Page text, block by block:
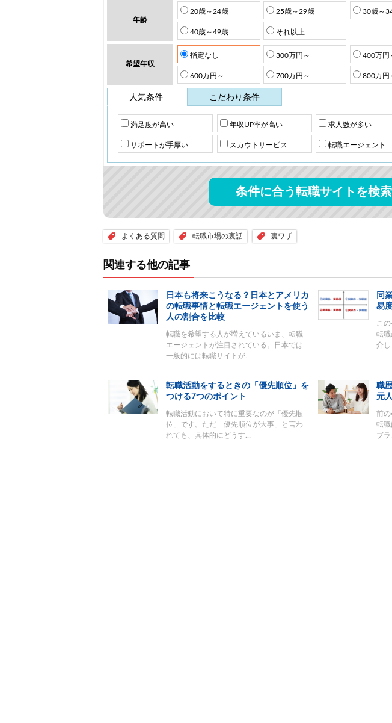
年齢
20歳～24歳 25歳～29歳 30歳～
40歳～49歳 それ以上
希望年収
指定なし 300万円～ 400万円
600万円～ 700万円～ 800万円
人気条件 こだわり条件
満足度が高い 年収UP率が高い 求人数が多い
サポートが手厚い スカウトサービス 転職エージェント
条件に合う転職サイトを検索
よくある質問 転職市場の裏話 裏ワザ
関連する他の記事
日本も将来こうなる？日本とアメリカ
の転職事情と転職エージェントを使う
人の割合を比較
転職を希望する人が増えているいま、転職
エージェントが注目されている。日本では
一般的には転職サイトが…
同
易
こ
転
介し
転職活動をするときの「優先順位」を
つける7つのポイント
転職活動において特に重要なのが「優先順
位」です。ただ「優先順位が大事」と言わ
れても、具体的にどうす…
職
元
前
転職
ブ